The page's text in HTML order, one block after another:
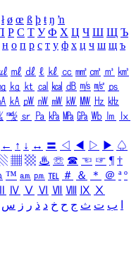
ł ø œ ß þ ŧ ŋ ŉ
Р С Т У Ф Х Ц Ч Ш Щ Ъ
н о п р с т у ф х ц ч ш щ ъ
㎖ ㎗ ℓ ㎘ ㏄ ㎣ ㎤ ㎥ ㎦
㎏ ㏏ ㎈ ㎉ ㏈ ㎧ ㎨ ㎰
㎄ ㎺ ㎻ ㎽ ㎾ ㎿ ㎐ ㎑
㎯ ㏛ ㎩ ㎪ ㎫ ㎬ ㏝ ㏐
㏓
← ↑ ↓ ↔ 〓 ◁ ◀ ▷ ▶ ♤
▦ ▩ ♨ ☏ ☎ ☜ ☞ ¶ †
™ ㏂ ㏘ ℡ ＃ ＆ ＊ ＠ ª º
Ⅳ Ⅴ Ⅵ Ⅶ Ⅷ Ⅸ Ⅹ
ب ت ث ج ح خ د ذ ر ز س